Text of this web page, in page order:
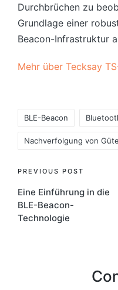
Durchbrüchen zu
Grundlage einer
Beacon-Infrastruktur
Mehr über Tecksay
BLE-Beacon
Nachverfolgung von
Post
navigation
PREVIOUS POST
Eine Einführung in die
BLE-Beacon-
Technologie